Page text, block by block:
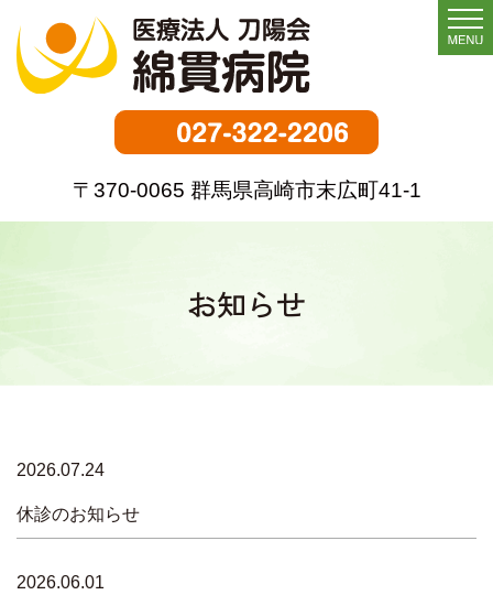
〒370-0065 群馬県高崎市末広町41-1
お知らせ
2026.07.24
休診のお知らせ
2026.06.01